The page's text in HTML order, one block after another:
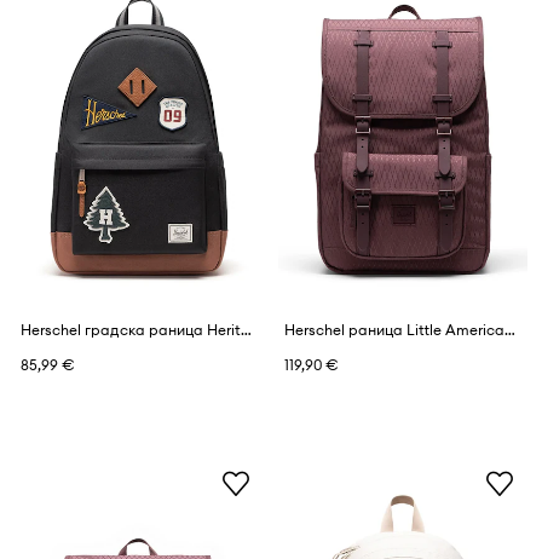
Herschel градска раница Heritage
85,99 €
Herschel раница Little America™ Mid
119,90 €